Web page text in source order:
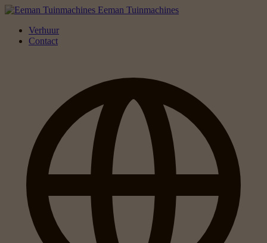
Eeman Tuinmachines
Verhuur
Contact